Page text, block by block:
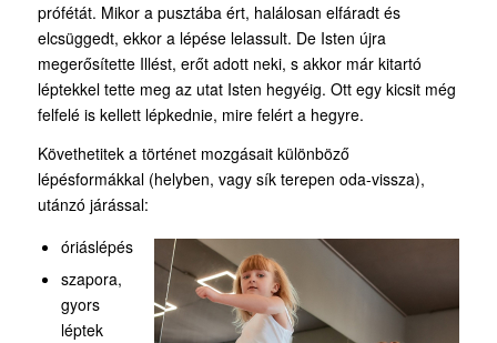
prófétát. Mikor a pusztába ért, halálosan elfáradt és
elcsüggedt, ekkor a lépése lelassult. De Isten újra
megerősítette Illést, erőt adott neki, s akkor már kitartó
léptekkel tette meg az utat Isten hegyéig. Ott egy kicsit még
felfelé is kellett lépkednie, mire felért a hegyre.
Követhetitek a történet mozgásait különböző
lépésformákkal (helyben, vagy sík terepen oda-vissza),
utánzó járással:
óriáslépés
szapora,
gyors
léptek